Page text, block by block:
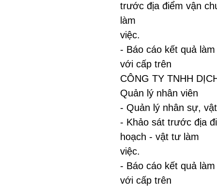
trước địa điểm vận
làm
việc.
- Báo cáo kết quả
với cấp trên
CÔNG TY TNHH
Quản lý nhân viên
- Quản lý nhân sự,
- Khảo sát trước địa
hoạch - vật tư làm
việc.
- Báo cáo kết quả
với cấp trên